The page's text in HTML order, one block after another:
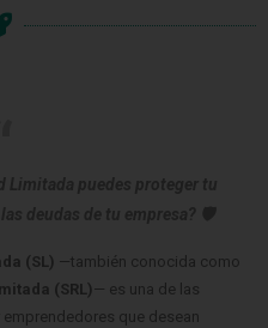
(SL) —también conocida como
(SRL) — es una de las
que desean